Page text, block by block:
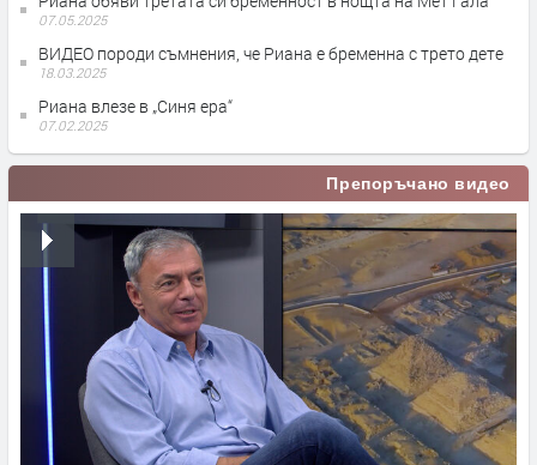
07.05.2025
ВИДЕО породи съмнения, че Риана е бременна с трето дете
18.03.2025
Риана влезе в „Синя ера“
07.02.2025
Препоръчано видео